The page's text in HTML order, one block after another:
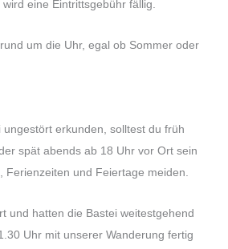
eine Eintrittsgebühr fällig.
um die Uhr, egal ob Sommer oder
ungestört erkunden, solltest du früh
spät abends ab 18 Uhr vor Ort sein
Ferienzeiten und Feiertage meiden.
und hatten die Bastei weitestgehend
Uhr mit unserer Wanderung fertig